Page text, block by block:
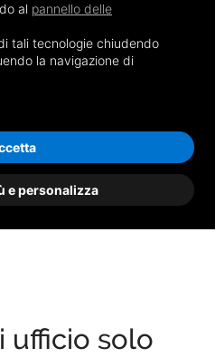
ufficio solo
al pannello delle
tali tecnologie chiudendo
la navigazione di
e personalizza